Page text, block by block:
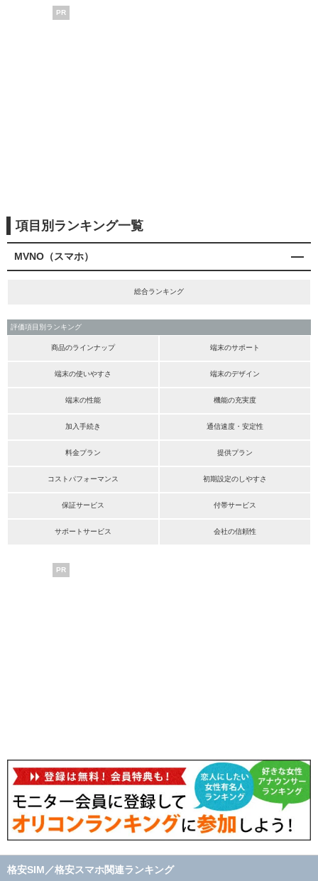
PR
項目別ランキング一覧
MVNO（スマホ）
総合ランキング
評価項目別ランキング
商品のラインナップ 端末のサポート
端末の使いやすさ 端末のデザイン
端末の性能 機能の充実度
加入手続き 通信速度・安定性
料金プラン 提供プラン
コストパフォーマンス 初期設定のしやすさ
保証サービス 付帯サービス
サポートサービス 会社の信頼性
PR
格安SIM／格安スマホ関連ランキング